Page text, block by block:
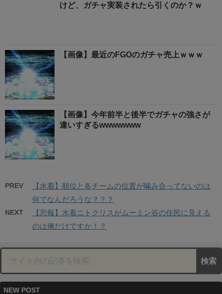
けど、ガチャ実装されたら引くのか？ｗ
【画像】最近のFGOのガチャ売上ｗｗｗ
【画像】今年前半と後半でガチャの強さが
違いすぎるwwwwwww
PREV
【水着】順位と各チームの位置が噛み合ってないのは
何でなんだろうな？？？
NEXT
【悲報】水着ニトクリスがムーミン谷の住民に見える
のは俺だけですか！？
NEW POST